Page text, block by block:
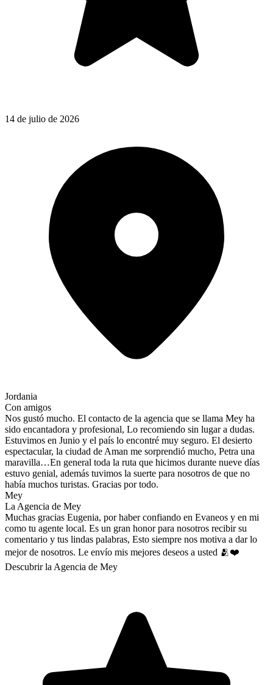
14 de julio de 2026
Jordania
Con amigos
Nos gustó mucho. El contacto de la agencia que se llama Mey ha
sido encantadora y profesional, Lo recomiendo sin lugar a dudas.
Estuvimos en Junio y el país lo encontré muy seguro. El desierto
espectacular, la ciudad de Aman me sorprendió mucho, Petra una
maravilla…En general toda la ruta que hicimos durante nueve días
estuvo genial, además tuvimos la suerte para nosotros de que no
había muchos turistas. Gracias por todo.
Mey
La Agencia de Mey
Muchas gracias Eugenia, por haber confiando en Evaneos y en mi
como tu agente local. Es un gran honor para nosotros recibir su
comentario y tus lindas palabras, Esto siempre nos motiva a dar lo
mejor de nosotros. Le envío mis mejores deseos a usted 🫂❤️
Descubrir la Agencia de Mey